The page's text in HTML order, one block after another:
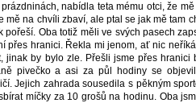
nabídla teta mému otci, že
na chvíli zbaví, ale ptal se jak mě tam
Oba totiž měli ve svých pasech
přes hranici. Řekla mi jenom, ať nic
by bylo zle. Přešli jsme přes hranici
pivečko a asi za půl hodiny se objevil
Jejich zahrada sousedila s pěkným
míčky za 10 grošů na hodinu. Oba